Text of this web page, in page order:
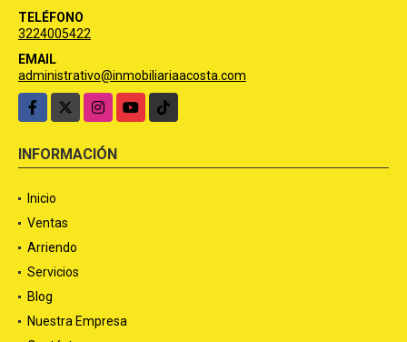
TELÉFONO
3224005422
EMAIL
administrativo@inmobiliariaacosta.com
Facebook
InstagramYouTubeTikTok
INFORMACIÓN
Inicio
Ventas
Arriendo
Servicios
Blog
Nuestra Empresa